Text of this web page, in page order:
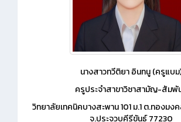
นางสาวทวีติยา อินทนู (ครูแบ
ครูประจำสาขาวิชาสามัญ-สัมพั
วิทยาลัยเทคนิคบางสะพาน 101 ม.1 ต.ทองมง
จ.ประจวบคีรีขันธ์ 77230